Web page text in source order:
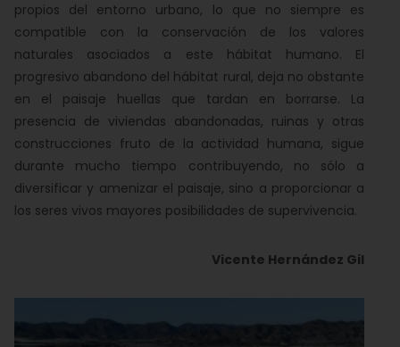
propios del entorno urbano, lo que no siempre es
compatible con la conservación de los valores
naturales asociados a este hábitat humano. El
progresivo abandono del hábitat rural, deja no obstante
en el paisaje huellas que tardan en borrarse. La
presencia de viviendas abandonadas, ruinas y otras
construcciones fruto de la actividad humana, sigue
durante mucho tiempo contribuyendo, no sólo a
diversificar y amenizar el paisaje, sino a proporcionar a
los seres vivos mayores posibilidades de supervivencia.
Vicente Hernández Gil